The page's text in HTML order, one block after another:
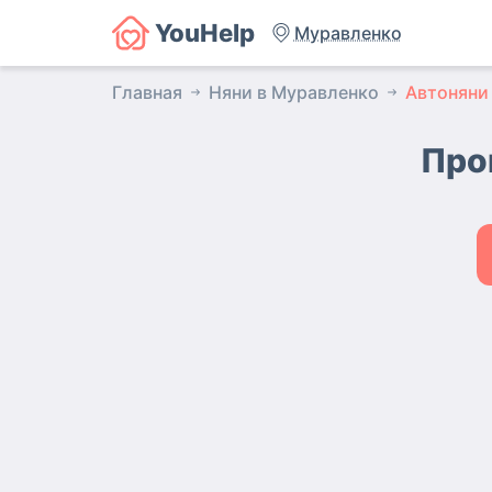
YouHelp Муравленко
Главная Няни в Муравленко Автоняни